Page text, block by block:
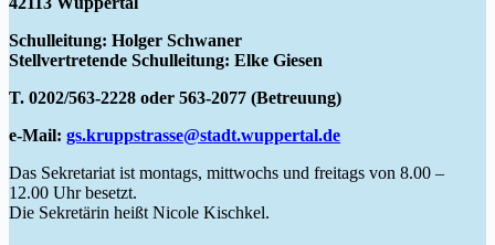
Schulleitung: Holger Schwaner
Stellvertretende Schulleitung: Elke Giesen
T. 0202/563-2228 oder 563-2077 (Betreuung)
e-Mail: gs.kruppstrasse@stadt.wuppertal.de
Das Sekretariat ist montags, mittwochs und freitags von 8.00 –
12.00 Uhr besetzt.
Die Sekretärin heißt Nicole Kischkel.